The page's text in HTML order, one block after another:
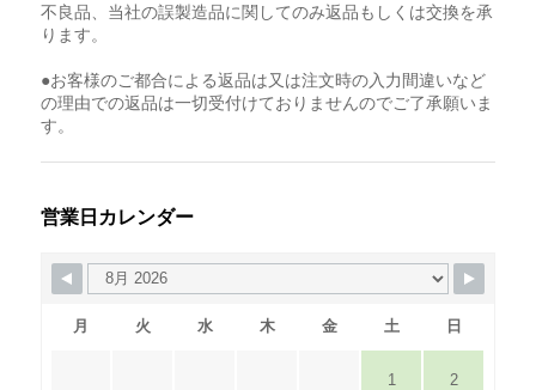
不良品、当社の誤製造品に関してのみ返品もしくは交換を承
ります。
●お客様のご都合による返品は又は注文時の入力間違いなど
の理由での返品は一切受付けておりませんのでご了承願いま
す。
営業日カレンダー
月 火 水 木 金 土 日
1 2